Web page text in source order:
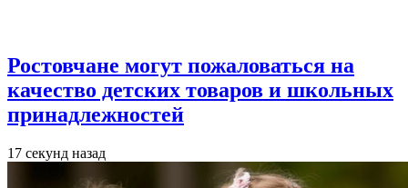
Ростовчане могут пожаловаться на
качество детских товаров и школьных
принадлежностей
17 секунд назад